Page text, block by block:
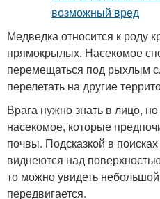
Медведка относится к роду
прямокрылых. Насекомое
перемещаться под рыхлым
перелетать на другие
Врага нужно знать в лицо,
насекомое, которые
почвы. Подсказкой в
виднеются над
то можно увидеть
передвигается.